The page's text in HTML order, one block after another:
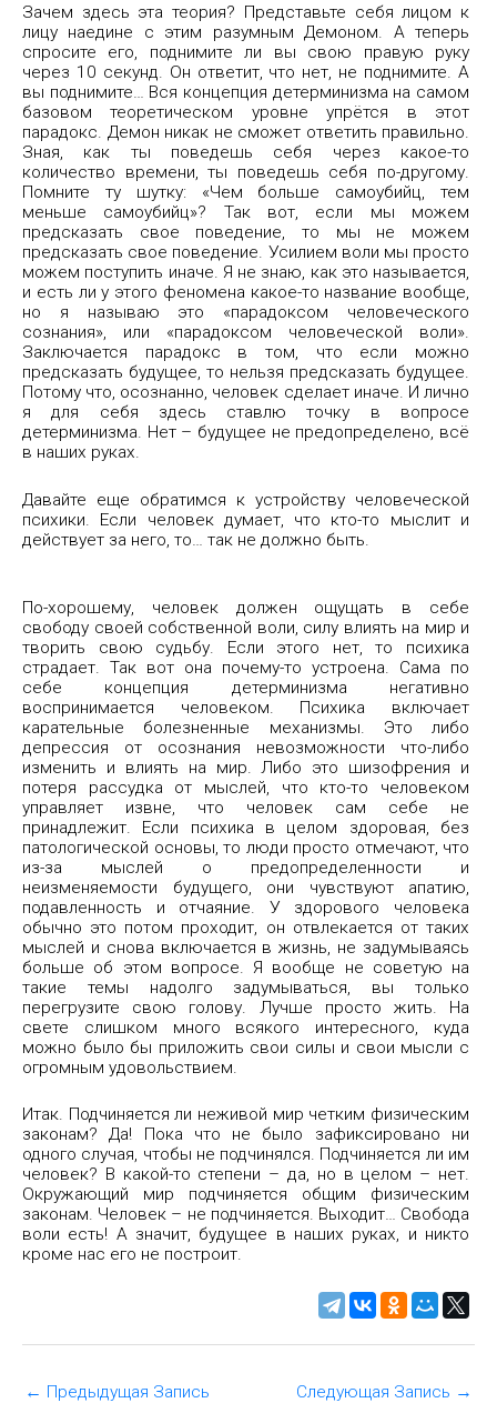
Зачем здесь эта теория? Представьте себя лицом к
лицу наедине с этим разумным Демоном. А теперь
спросите его, поднимите ли вы свою правую руку
через 10 секунд. Он ответит, что нет, не поднимите. А
вы поднимите… Вся концепция детерминизма на самом
базовом теоретическом уровне упрётся в этот
парадокс. Демон никак не сможет ответить правильно.
Зная, как ты поведешь себя через какое-то
количество времени, ты поведешь себя по-другому.
Помните ту шутку: «Чем больше самоубийц, тем
меньше самоубийц»? Так вот, если мы можем
предсказать свое поведение, то мы не можем
предсказать свое поведение. Усилием воли мы просто
можем поступить иначе. Я не знаю, как это называется,
и есть ли у этого феномена какое-то название вообще,
но я называю это «парадоксом человеческого
сознания», или «парадоксом человеческой воли».
Заключается парадокс в том, что если можно
предсказать будущее, то нельзя предсказать будущее.
Потому что, осознанно, человек сделает иначе. И лично
я для себя здесь ставлю точку в вопросе
детерминизма. Нет – будущее не предопределено, всё
в наших руках.
Давайте еще обратимся к устройству человеческой
психики. Если человек думает, что кто-то мыслит и
действует за него, то… так не должно быть.
По-хорошему, человек должен ощущать в себе
свободу своей собственной воли, силу влиять на мир и
творить свою судьбу. Если этого нет, то психика
страдает. Так вот она почему-то устроена. Сама по
себе концепция детерминизма негативно
воспринимается человеком. Психика включает
карательные болезненные механизмы. Это либо
депрессия от осознания невозможности что-либо
изменить и влиять на мир. Либо это шизофрения и
потеря рассудка от мыслей, что кто-то человеком
управляет извне, что человек сам себе не
принадлежит. Если психика в целом здоровая, без
патологической основы, то люди просто отмечают, что
из-за мыслей о предопределенности и
неизменяемости будущего, они чувствуют апатию,
подавленность и отчаяние. У здорового человека
обычно это потом проходит, он отвлекается от таких
мыслей и снова включается в жизнь, не задумываясь
больше об этом вопросе. Я вообще не советую на
такие темы надолго задумываться, вы только
перегрузите свою голову. Лучше просто жить. На
свете слишком много всякого интересного, куда
можно было бы приложить свои силы и свои мысли с
огромным удовольствием.
Итак. Подчиняется ли неживой мир четким физическим
законам? Да! Пока что не было зафиксировано ни
одного случая, чтобы не подчинялся. Подчиняется ли им
человек? В какой-то степени – да, но в целом – нет.
Окружающий мир подчиняется общим физическим
законам. Человек – не подчиняется. Выходит… Свобода
воли есть! А значит, будущее в наших руках, и никто
кроме нас его не построит.
← Предыдущая Запись Следующая Запись →